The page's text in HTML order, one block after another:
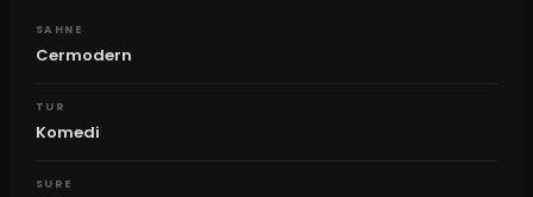
SAHNE
Cermodern
TUR
Komedi
SURE